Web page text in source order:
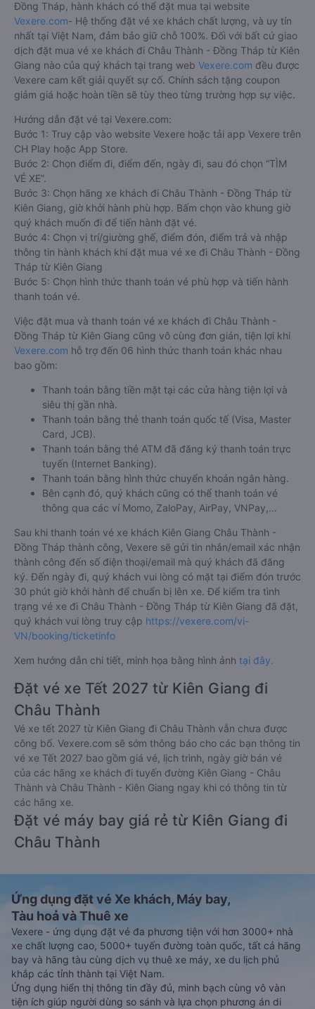
Đồng Tháp, hành khách có thể đặt mua tại website
Vexere.com- Hệ thống đặt vé xe khách chất lượng, và uy tín
nhất tại Việt Nam, đảm bảo giữ chỗ 100%. Đối với bất cứ giao
dịch đặt mua vé xe khách đi Châu Thành - Đồng Tháp từ Kiên
Giang nào của quý khách tại trang web Vexere.com đều được
Vexere cam kết giải quyết sự cố. Chính sách tặng coupon
giảm giá hoặc hoàn tiền sẽ tùy theo từng trường hợp sự việc.
Hướng dẫn đặt vé tại Vexere.com:
Bước 1: Truy cập vào website Vexere hoặc tải app Vexere trên
CH Play hoặc App Store.
Bước 2: Chọn điểm đi, điểm đến, ngày đi, sau đó chọn “TÌM
VÉ XE”.
Bước 3: Chọn hãng xe khách đi Châu Thành - Đồng Tháp từ
Kiên Giang, giờ khởi hành phù hợp. Bấm chọn vào khung giờ
quý khách muốn đi để tiến hành đặt vé.
Bước 4: Chọn vị trí/giường ghế, điểm đón, điểm trả và nhập
thông tin hành khách khi đặt mua vé xe đi Châu Thành - Đồng
Tháp từ Kiên Giang
Bước 5: Chọn hình thức thanh toán vé phù hợp và tiến hành
thanh toán vé.
Việc đặt mua và thanh toán vé xe khách đi Châu Thành -
Đồng Tháp từ Kiên Giang cũng vô cùng đơn giản, tiện lợi khi
Vexere.com hỗ trợ đến 06 hình thức thanh toán khác nhau
bao gồm:
Thanh toán bằng tiền mặt tại các cửa hàng tiện lợi và
siêu thị gần nhà.
Thanh toán bằng thẻ thanh toán quốc tế (Visa, Master
Card, JCB).
Thanh toán bằng thẻ ATM đã đăng ký thanh toán trực
tuyến (Internet Banking).
Thanh toán bằng hình thức chuyển khoản ngân hàng.
Bên cạnh đó, quý khách cũng có thể thanh toán vé
thông qua các ví Momo, ZaloPay, AirPay, VNPay,…
Sau khi thanh toán vé xe khách Kiên Giang Châu Thành -
Đồng Tháp thành công, Vexere sẽ gửi tin nhắn/email xác nhận
thành công đến số điện thoại/email mà quý khách đã đăng
ký. Đến ngày đi, quý khách vui lòng có mặt tại điểm đón trước
30 phút giờ khởi hành để chuẩn bị lên xe. Để kiểm tra tình
trạng vé xe đi Châu Thành - Đồng Tháp từ Kiên Giang đã đặt,
quý khách vui lòng truy cập https://vexere.com/vi-
VN/booking/ticketinfo
Xem hướng dẫn chi tiết, minh họa bằng hình ảnh tại đây.
Đặt vé xe Tết 2027 từ Kiên Giang đi
Châu Thành
Vé xe tết 2027 từ Kiên Giang đi Châu Thành vẫn chưa được
công bố. Vexere.com sẽ sớm thông báo cho các bạn thông tin
vé xe Tết 2027 bao gồm giá vé, lịch trình, ngày giờ bán vé
của các hãng xe khách đi tuyến đường Kiên Giang - Châu
Thành và Châu Thành - Kiên Giang ngay khi có thông tin từ
các hãng xe.
Đặt vé máy bay giá rẻ từ Kiên Giang đi
Châu Thành
Ứng dụng đặt vé Xe khách, Máy bay,
Tàu hoả và Thuê xe
Vexere - ứng dụng đặt vé đa phương tiện với hơn 3000+ nhà
xe chất lượng cao, 5000+ tuyến đường toàn quốc, tất cả hãng
bay và hãng tàu cùng dịch vụ thuê xe máy, xe du lịch phủ
khắp các tỉnh thành tại Việt Nam.
Ứng dụng hiển thị thông tin đầy đủ, minh bạch cùng vô vàn
tiện ích giúp người dùng so sánh và lựa chọn phương án di